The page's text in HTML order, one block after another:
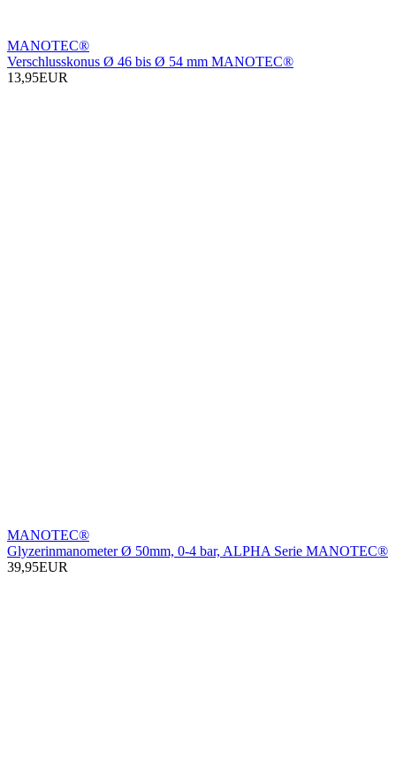
MANOTEC®
Verschlusskonus Ø 46 bis Ø 54 mm MANOTEC®
13,95EUR
MANOTEC®
Glyzerinmanometer Ø 50mm, 0-4 bar, ALPHA Serie MANOTEC®
39,95EUR